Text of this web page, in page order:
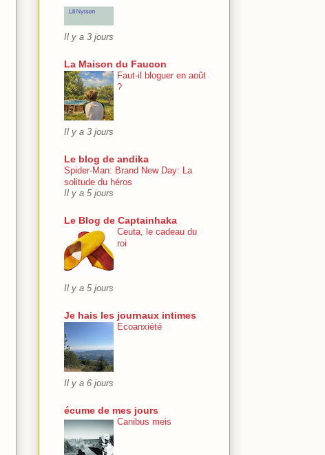
Il y a 3 jours
La Maison du Faucon
Faut-il bloguer en août
?
Il y a 3 jours
Le blog de andika
Spider-Man: Brand New Day: La
solitude du héros
Il y a 5 jours
Le Blog de Captainhaka
Ceuta, le cadeau du
roi
Il y a 5 jours
Je hais les journaux intimes
Ecoanxiété
Il y a 6 jours
écume de mes jours
Canibus meis